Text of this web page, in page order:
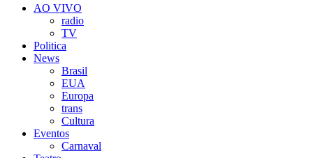
AO VIVO
radio
TV
Politica
News
Brasil
EUA
Europa
trans
Cultura
Eventos
Carnaval